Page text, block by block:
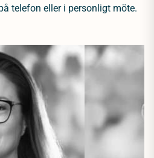
telefon eller i personligt möte.